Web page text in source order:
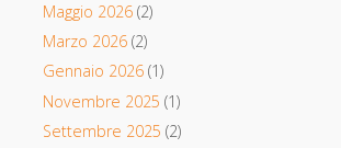
Maggio 2026(2)
Marzo 2026(2)
Gennaio 2026(1)
Novembre 2025 (1)
Settembre 2025 (2)